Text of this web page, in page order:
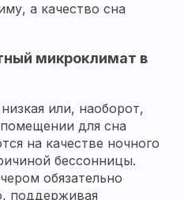
а качество сна
микроклимат в
или, наоборот,
для сна
на качестве ночного
бессонницы.
обязательно
поддерживая